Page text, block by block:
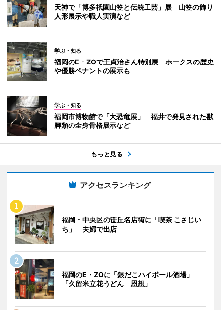
天神で「博多祇園山笠と伝統工芸」展 山笠の飾り
人形展示や職人実演など
学ぶ・知る
福岡のE・ZOで王貞治さん特別展 ホークスの歴史
や優勝ペナントの展示も
学ぶ・知る
福岡市博物館で「大恐竜展」 福井で発見された獣
脚類の全身骨格展示など
もっと見る
アクセスランキング
福岡・中央区の笹丘名店街に「喫茶 こさじい
ち」 夫婦で出店
福岡のE・ZOに「銀だこハイボール酒場」
「久留米立花うどん 恩想」